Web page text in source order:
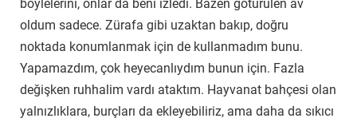
böylelerini, onlar da beni izledi. Bazen götürülen av
oldum sadece. Zürafa gibi uzaktan bakıp, doğru
noktada konumlanmak için de kullanmadım bunu.
Yapamazdım, çok heyecanlıydım bunun için. Fazla
değişken ruhhalim vardı ataktım. Hayvanat bahçesi olan
yalnızlıklara, burçları da ekleyebiliriz, ama daha da sıkıcı